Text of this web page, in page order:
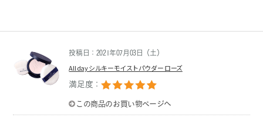
投稿日：2021年07月03日（土）
All day シルキーモイストパウダー ローズ
満足度：
この商品のお買い物ページへ